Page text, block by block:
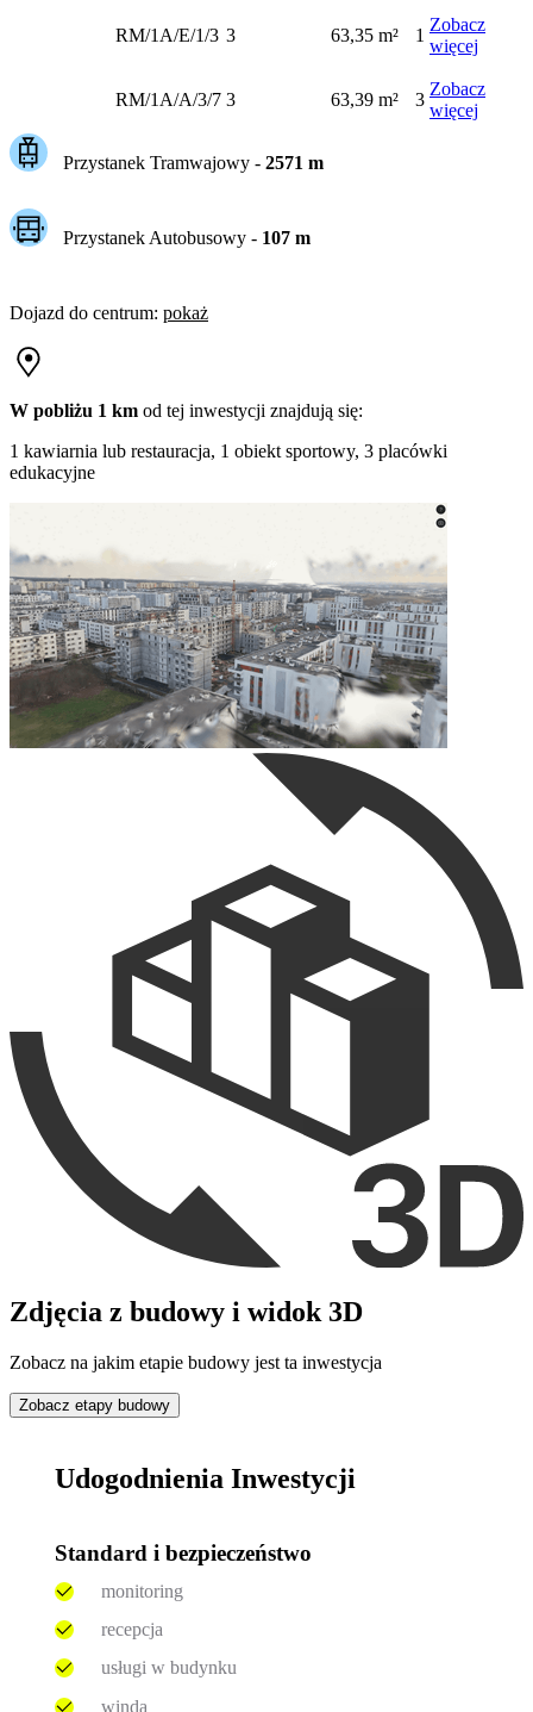
RM/1A/E/1/3 3 63,35 m² 1
Zobacz
więcej
RM/1A/A/3/7 3 63,39 m² 3
Zobacz
więcej
Przystanek Tramwajowy - 2571 m
Przystanek Autobusowy - 107m
Dojazd do centrum: pokaż
W pobliżu 1 km od tej inwestycji znajdują się:
1 kawiarnia lub restauracja, 1 obiekt sportowy, 3 placówki
edukacyjne
Zdjęcia z budowy i widok 3D
Zobacz na jakim etapie budowy jest ta inwestycja
Zobacz etapy budowy
Udogodnienia Inwestycji
Standard i bezpieczeństwo
monitoring
recepcja
usługi w budynku
winda